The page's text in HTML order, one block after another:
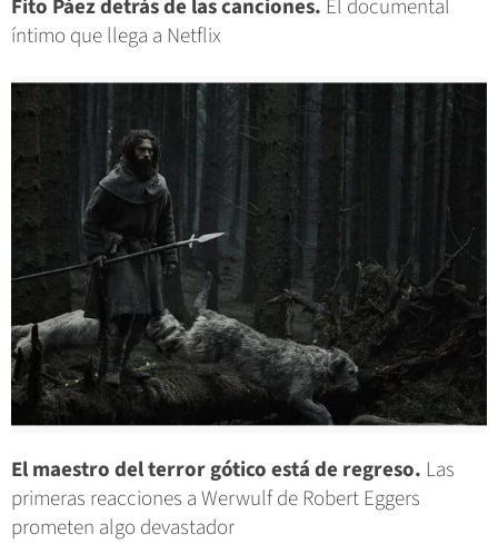
Fito Páez detrás de las canciones. El documental
íntimo que llega a Netflix
El maestro del terror gótico está de regreso. Las
primeras reacciones a Werwulf de Robert Eggers
prometen algo devastador